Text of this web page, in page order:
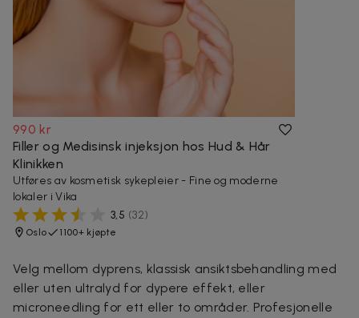
990 kr
Filler og Medisinsk injeksjon hos Hud & Hår
Klinikken
Utføres av kosmetisk sykepleier - Fine og moderne
lokaler i Vika
3,5 (32)
Oslo 1100+ kjøpte
Velg mellom dyprens, klassisk ansiktsbehandling med
eller uten ultralyd for dypere effekt, eller
microneedling for ett eller to områder. Profesjonelle